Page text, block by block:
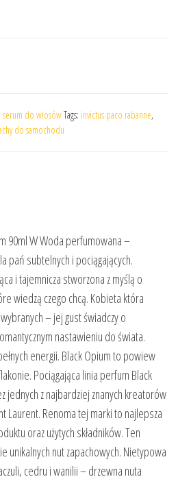
do włosówTags: invictus paco rabanne,
do samochodu
90ml W Woda perfumowana –
pań subtelnych i pociągających.
i tajemnicza stworzona z myślą o
wiedzą czego chcą. Kobieta która
– jej gust świadczy o
nastawieniu do świata.
energii. Black Opium to powiew
Pociągająca linia perfum Black
jednych z najbardziej znanych kreatorów
Laurent. Renoma tej marki to najlepsza
oraz użytych składników. Ten
unikalnych nut zapachowych. Nietypowa
cedru i wanilii – drzewna nuta